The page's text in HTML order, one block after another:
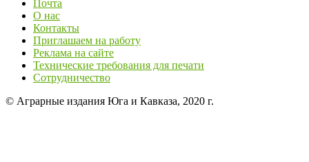
Почта
О нас
Контакты
Приглашаем на работу
Реклама на сайте
Технические требования для печати
Сотрудничество
© Аграрные издания Юга и Кавказа, 2020 г.